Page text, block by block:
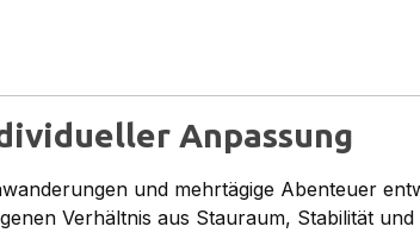
Anpassung
und mehrtägige Abenteuer
Verhältnis aus Stauraum, Stabilität